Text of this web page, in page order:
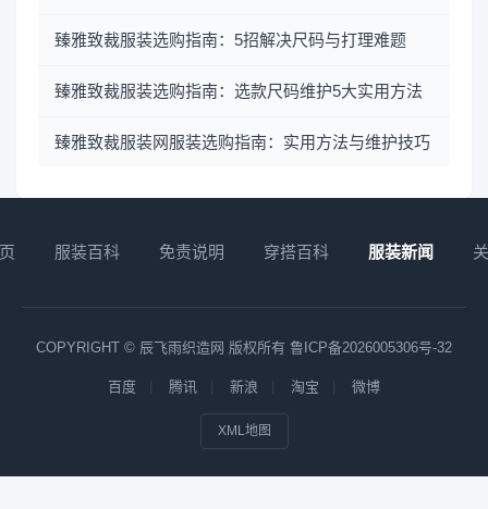
臻雅致裁服装选购指南：5招解决尺码与打理难题
臻雅致裁服装选购指南：选款尺码维护5大实用方法
臻雅致裁服装网服装选购指南：实用方法与维护技巧
服装百科 免责说明 穿搭百科 服装新闻
COPYRIGHT © 辰飞雨织造网 版权所有 鲁ICP备2026005306号-32
百度 腾讯 新浪 淘宝 微博
XML地图